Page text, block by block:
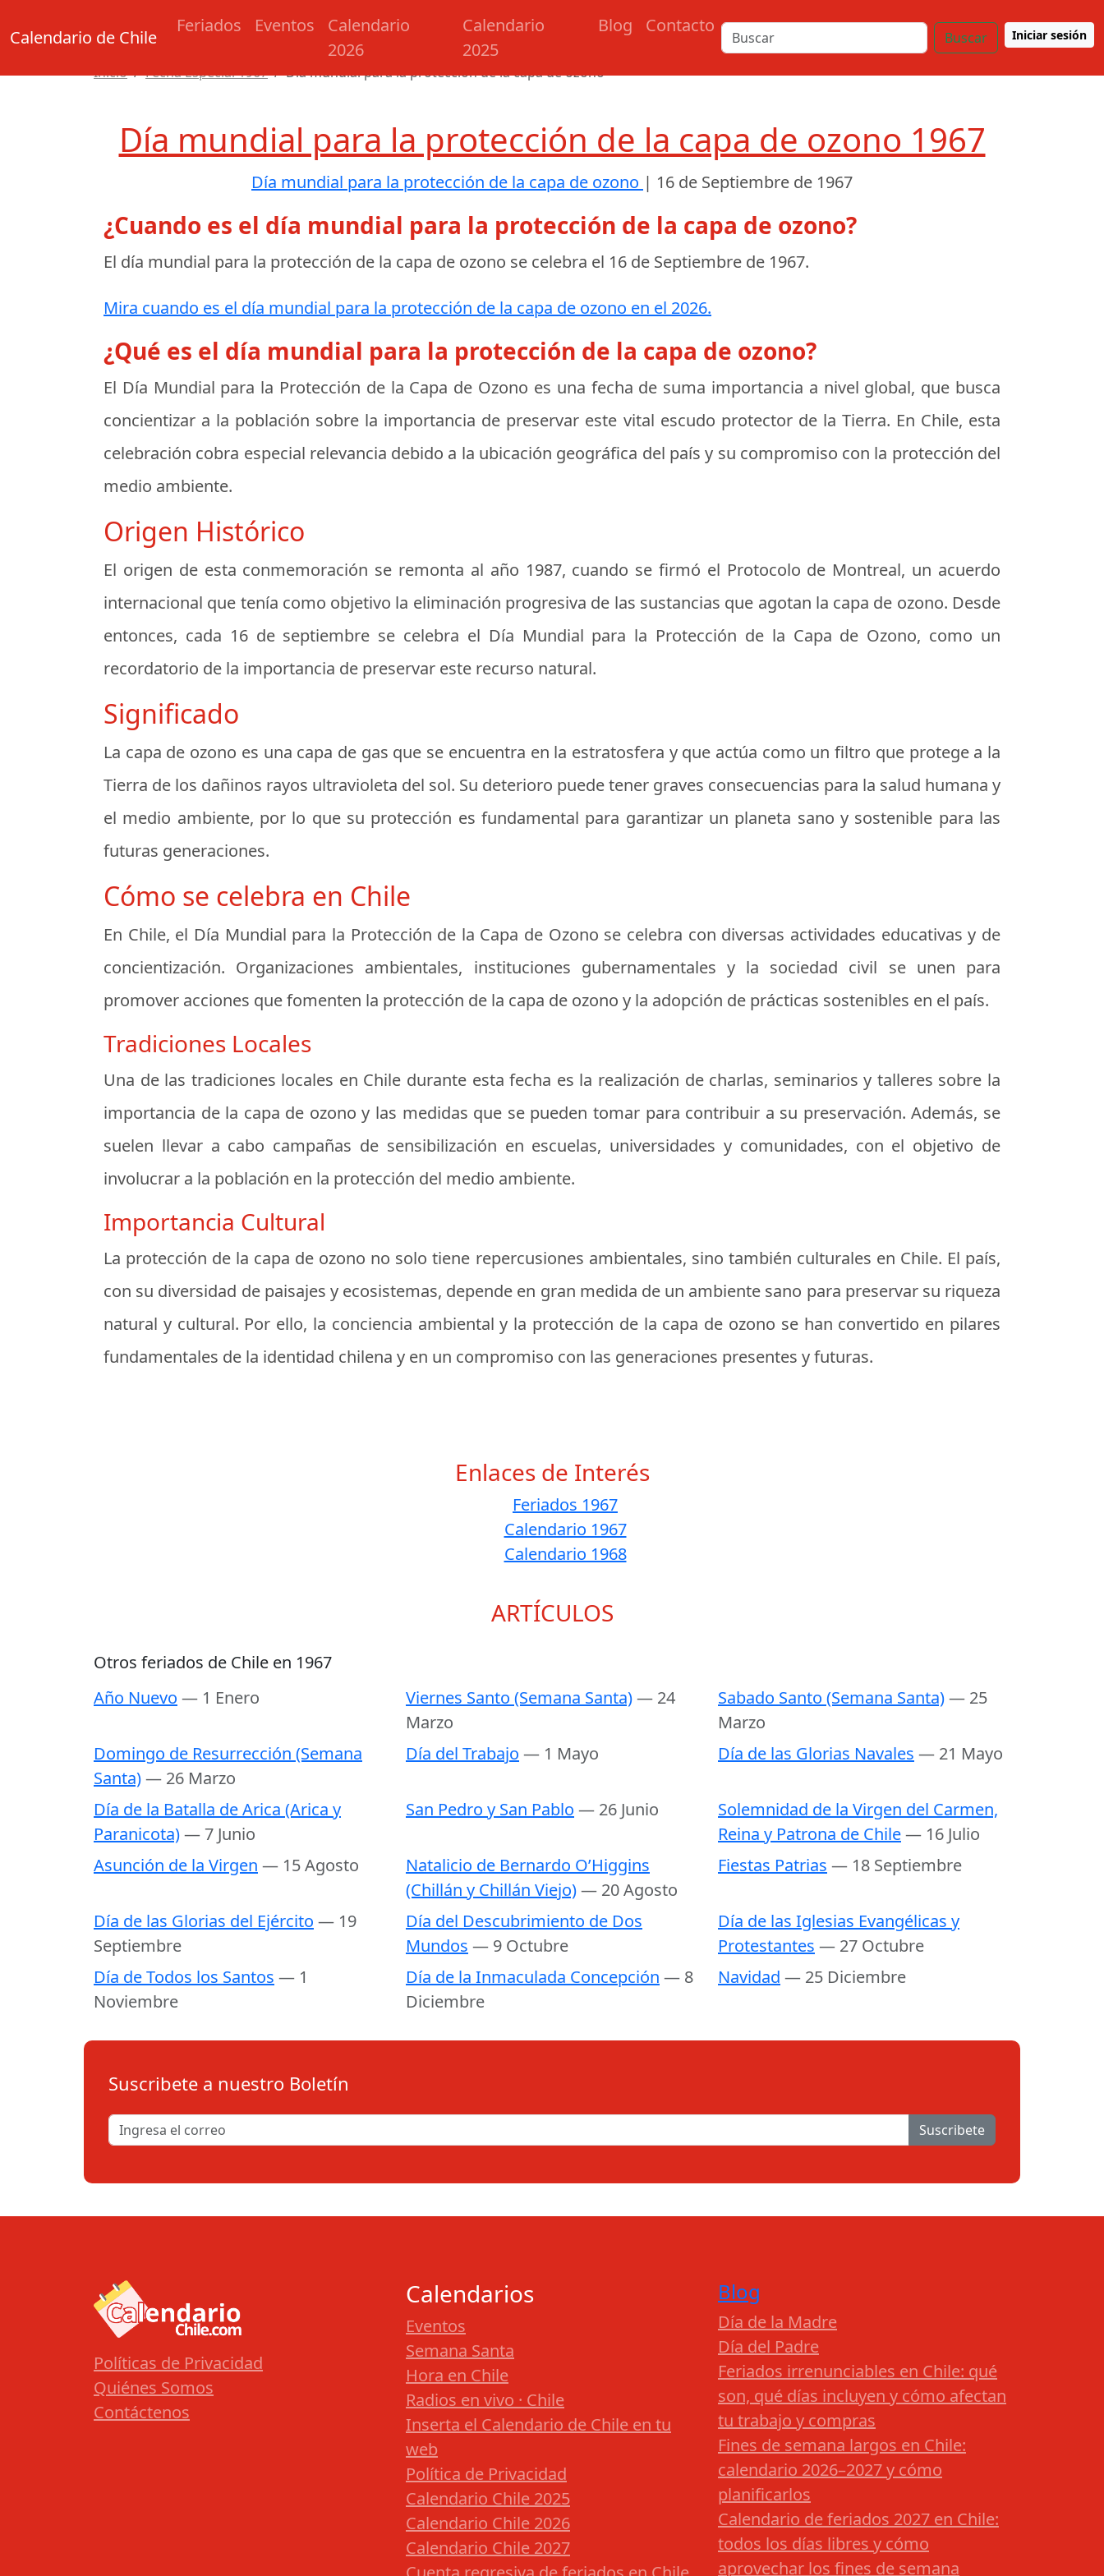
Calendario de Chile
Feriados Eventos
Calendario
2026
Calendario
2025
Blog Contacto
Buscar Iniciar sesión
Inicio Fecha Especial 1967 Día mundial para la protección de la capa de ozono
Día mundial para la protección de la capa de ozono 1967
Día mundial para la protección de la capa de ozono | 16 de Septiembre de 1967
¿Cuando es el día mundial para la protección de la capa de ozono?
El día mundial para la protección de la capa de ozono se celebra el 16 de Septiembre de 1967.
Mira cuando es el día mundial para la protección de la capa de ozono en el 2026.
¿Qué es el día mundial para la protección de la capa de ozono?
El Día Mundial para la Protección de la Capa de Ozono es una fecha de suma importancia a nivel global, que busca
concientizar a la población sobre la importancia de preservar este vital escudo protector de la Tierra. En Chile, esta
celebración cobra especial relevancia debido a la ubicación geográfica del país y su compromiso con la protección del
medio ambiente.
Origen Histórico
El origen de esta conmemoración se remonta al año 1987, cuando se firmó el Protocolo de Montreal, un acuerdo
internacional que tenía como objetivo la eliminación progresiva de las sustancias que agotan la capa de ozono. Desde
entonces, cada 16 de septiembre se celebra el Día Mundial para la Protección de la Capa de Ozono, como un
recordatorio de la importancia de preservar este recurso natural.
Significado
La capa de ozono es una capa de gas que se encuentra en la estratosfera y que actúa como un filtro que protege a la
Tierra de los dañinos rayos ultravioleta del sol. Su deterioro puede tener graves consecuencias para la salud humana y
el medio ambiente, por lo que su protección es fundamental para garantizar un planeta sano y sostenible para las
futuras generaciones.
Cómo se celebra en Chile
En Chile, el Día Mundial para la Protección de la Capa de Ozono se celebra con diversas actividades educativas y de
concientización. Organizaciones ambientales, instituciones gubernamentales y la sociedad civil se unen para
promover acciones que fomenten la protección de la capa de ozono y la adopción de prácticas sostenibles en el país.
Tradiciones Locales
Una de las tradiciones locales en Chile durante esta fecha es la realización de charlas, seminarios y talleres sobre la
importancia de la capa de ozono y las medidas que se pueden tomar para contribuir a su preservación. Además, se
suelen llevar a cabo campañas de sensibilización en escuelas, universidades y comunidades, con el objetivo de
involucrar a la población en la protección del medio ambiente.
Importancia Cultural
La protección de la capa de ozono no solo tiene repercusiones ambientales, sino también culturales en Chile. El país,
con su diversidad de paisajes y ecosistemas, depende en gran medida de un ambiente sano para preservar su riqueza
natural y cultural. Por ello, la conciencia ambiental y la protección de la capa de ozono se han convertido en pilares
fundamentales de la identidad chilena y en un compromiso con las generaciones presentes y futuras.
Enlaces de Interés
Feriados 1967
Calendario 1967
Calendario 1968
ARTÍCULOS
Otros feriados de Chile en 1967
Año Nuevo — 1 Enero Viernes Santo (Semana Santa)— 24
Marzo
Sabado Santo (Semana Santa)— 25
Marzo
Domingo de Resurrección (Semana
Santa)— 26 Marzo
Día del Trabajo — 1 Mayo Día de las Glorias Navales — 21 Mayo
Día de la Batalla de Arica (Arica y
Paranicota)— 7 Junio
San Pedro y San Pablo — 26 Junio
Solemnidad de la Virgen del Carmen,
Reina y Patrona de Chile— 16 Julio
Asunción de la Virgen — 15 Agosto
Natalicio de Bernardo O’Higgins
(Chillán y Chillán Viejo)— 20 Agosto
Fiestas Patrias — 18 Septiembre
Día de las Glorias del Ejército — 19
Septiembre
Día del Descubrimiento de Dos
Mundos — 9 Octubre
Día de las Iglesias Evangélicas y
Protestantes — 27 Octubre
Día de Todos los Santos — 1
Noviembre
Día de la Inmaculada Concepción — 8
Diciembre
Navidad — 25 Diciembre
Suscribete a nuestro Boletín
Suscribete
Políticas de Privacidad
Quiénes Somos
Contáctenos
Calendarios
Eventos
Semana Santa
Hora en Chile
Radios en vivo · Chile
Inserta el Calendario de Chile en tu
web
Política de Privacidad
Calendario Chile 2025
Calendario Chile 2026
Calendario Chile 2027
Blog
Día de la Madre
Día del Padre
Feriados irrenunciables en Chile: qué
son, qué días incluyen y cómo afectan
tu trabajo y compras
Fines de semana largos en Chile:
calendario 2026–2027 y cómo
planificarlos
Calendario de feriados 2027 en Chile:
todos los días libres y cómo
aprovechar los fines de semana